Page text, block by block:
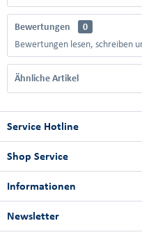
Bewertungen
0
Bewertungen lesen, schreiben
Ähnliche Artikel
Service Hotline
Shop Service
Informationen
Newsletter